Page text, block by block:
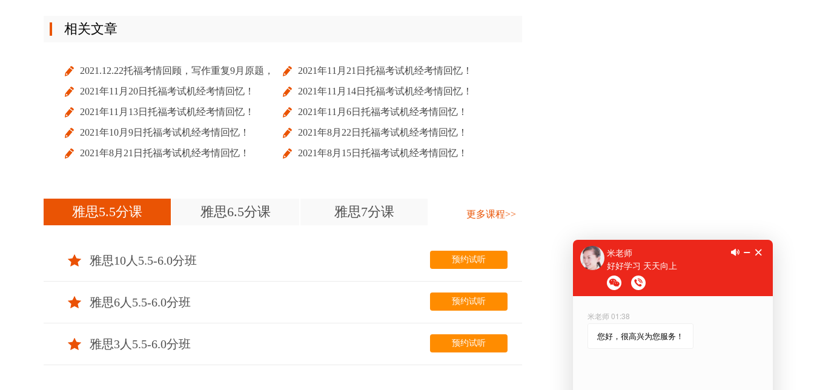
相关文章
2021.12.22托福考情回顾，写作重复9月原题，
口语现新题！
2021年11月21日托福考试机经考情回忆！
2021年11月20日托福考试机经考情回忆！
2021年11月14日托福考试机经考情回忆！
2021年11月13日托福考试机经考情回忆！
2021年11月6日托福考试机经考情回忆！
2021年10月9日托福考试机经考情回忆！
2021年8月22日托福考试机经考情回忆！
2021年8月21日托福考试机经考情回忆！
2021年8月15日托福考试机经考情回忆！
雅思5.5分课 雅思6.5分课 雅思7分课
雅思10人5.5-6.0分班 预约试听
雅思6人5.5-6.0分班 预约试听
雅思3人5.5-6.0分班 预约试听
更多课程>>